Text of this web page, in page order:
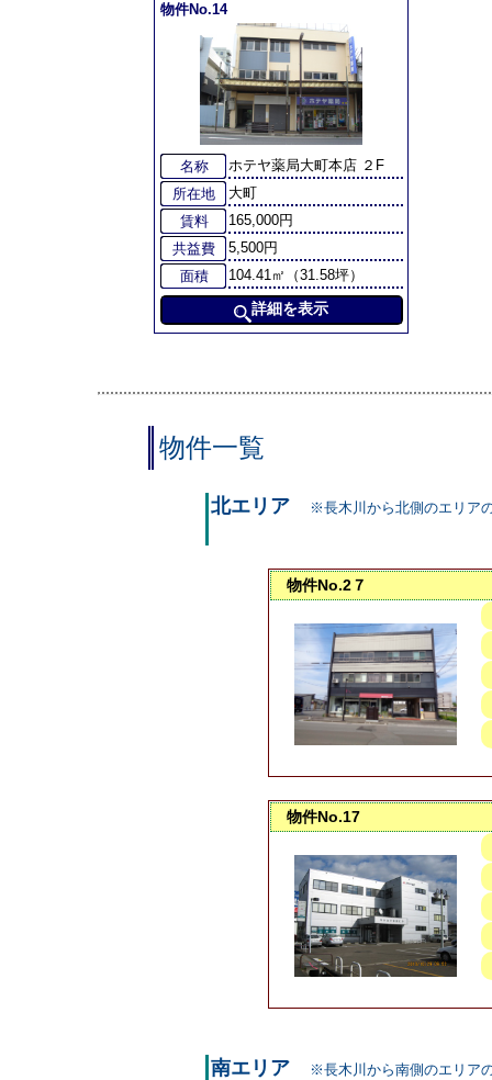
物件No.14
名称
ホテヤ薬局大町本店 ２F
所在地
大町
賃料
165,000円
共益費
5,500円
面積
104.41㎡（31.58坪）
詳細を表示
物件一覧
北エリア ※長木川から北側のエリア
物件No.2７
物件No.17
南エリア ※長木川から南側のエリア